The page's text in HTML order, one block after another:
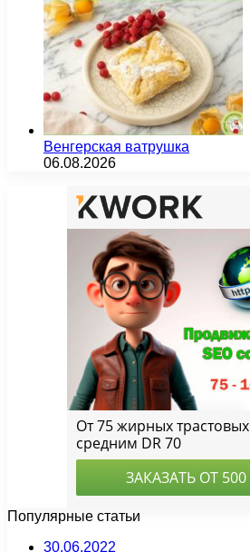
Венгерская ватрушка
06.08.2026
Популярные статьи
30.06.2022